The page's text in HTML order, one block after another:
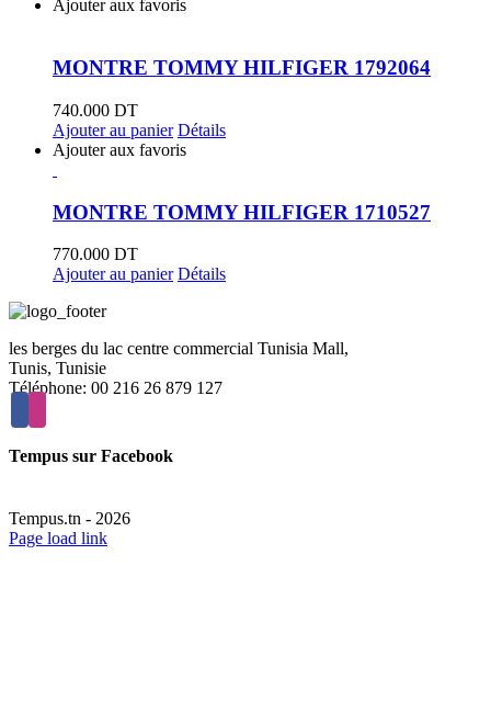
Ajouter aux favoris
MONTRE TOMMY HILFIGER 1792064
740.000 DT
Ajouter au panier Détails
Ajouter aux favoris
MONTRE TOMMY HILFIGER 1710527
770.000 DT
Ajouter au panier Détails
les berges du lac centre commercial Tunisia Mall,
Tunis, Tunisie
Téléphone: 00 216 26 879 127
Tempus sur Facebook
Tempus.tn - 2026
Page load link